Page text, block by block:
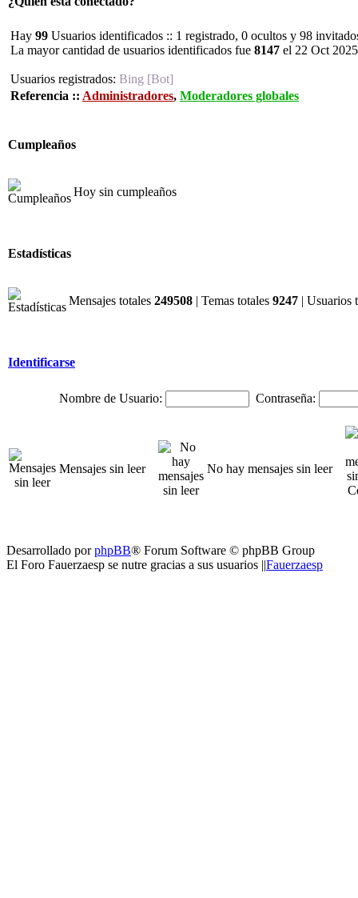
Hay 99 Usuarios identificados :: 1 registrado, 0 ocultos y 98
La mayor cantidad de usuarios identificados fue 8147 el 22 Oct
Usuarios registrados: Bing [Bot]
Referencia :: Administradores, Moderadores globales
Cumpleaños
Hoy sin cumpleaños
Estadísticas
Mensajes totales 249508 | Temas totales 9247 | Usuarios
Identificarse
Nombre de Usuario: Contraseña:
Mensajes sin leer No hay mensajes sin leer
Desarrollado porphpBB® Forum Software © phpBB Group
El Foro Fauerzaesp se nutre gracias a sus usuarios ||Fauerzaesp